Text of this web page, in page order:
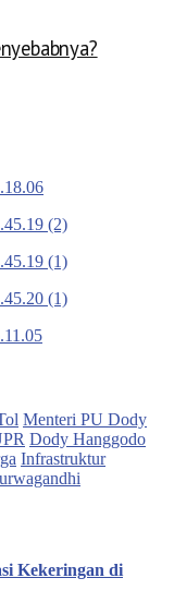
Menteri PU Dody
Dody Hanggodo
Infrastruktur
Kekeringan di